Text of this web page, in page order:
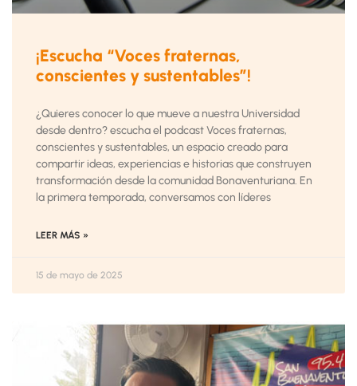
¡Escucha “Voces fraternas,
conscientes y sustentables”!
¿Quieres conocer lo que mueve a nuestra Universidad
desde dentro? escucha el podcast Voces fraternas,
conscientes y sustentables, un espacio creado para
compartir ideas, experiencias e historias que construyen
transformación desde la comunidad Bonaventuriana. En
la primera temporada, conversamos con líderes
LEER MÁS »
15 de mayo de 2025